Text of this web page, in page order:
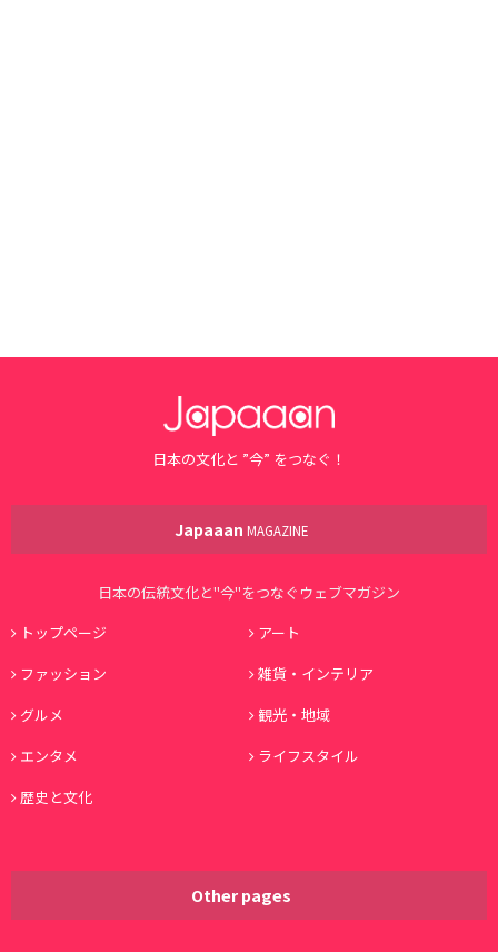
日本の文化と ”今” をつなぐ！
Japaaan MAGAZINE
日本の伝統文化と"今"をつなぐウェブマガジン
トップページ
アート
ファッション
雑貨・インテリア
グルメ
観光・地域
エンタメ
ライフスタイル
歴史と文化
Other pages